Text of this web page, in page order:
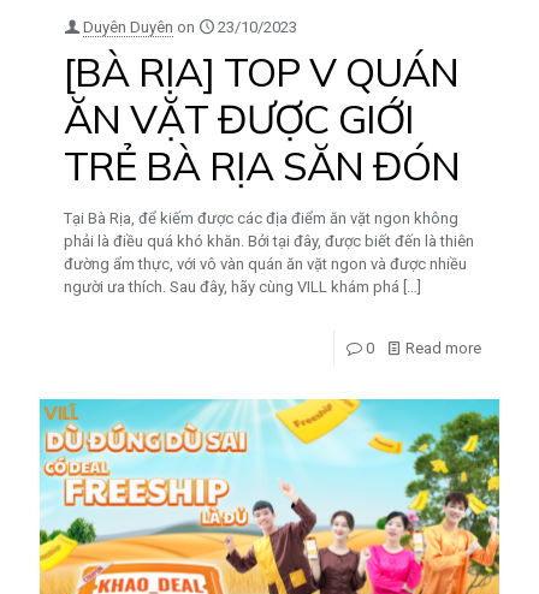
Duyên Duyên on 23/10/2023
[BÀ RỊA] TOP V QUÁN
ĂN VẶT ĐƯỢC GIỚI
TRẺ BÀ RỊA SĂN ĐÓN
Tại Bà Rịa, để kiếm được các địa điểm ăn vặt ngon không
phải là điều quá khó khăn. Bởi tại đây, được biết đến là thiên
đường ẩm thực, với vô vàn quán ăn vặt ngon và được nhiều
người ưa thích. Sau đây, hãy cùng VILL khám phá […]
0 Read more